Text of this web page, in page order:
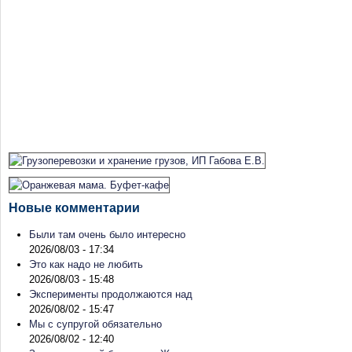
Новые комментарии
Были там очень было интересно
2026/08/03 - 17:34
Это как надо не любить
2026/08/03 - 15:48
Эксперименты продолжаются над
2026/08/02 - 15:47
Мы с супругой обязательно
2026/08/02 - 12:40